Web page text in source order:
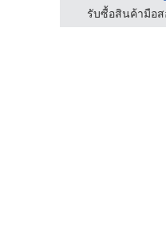
รับซื้อสินค้ามือส